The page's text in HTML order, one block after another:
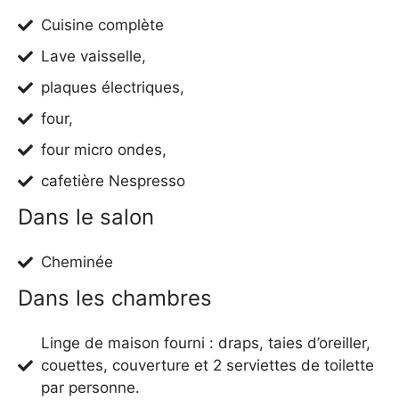
Cuisine complète
Lave vaisselle,
plaques électriques,
four,
four micro ondes,
cafetière Nespresso
Dans le salon
Cheminée
Dans les chambres
Linge de maison fourni : draps, taies d’oreiller,
couettes, couverture et 2 serviettes de toilette
par personne.